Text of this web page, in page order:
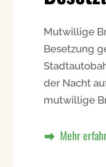
Mutwillige
Besetzung
der Nacht
mutwillige